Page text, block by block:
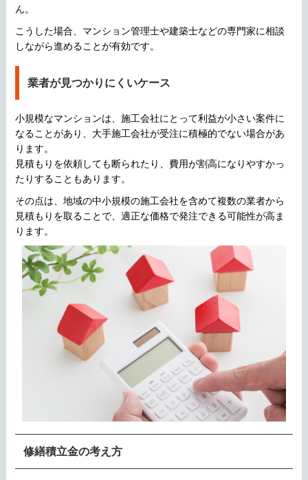
ん。
こうした場合、マンション管理士や建築士などの専門家に相談
しながら進めることが有効です。
業者が見つかりにくいケース
小規模なマンションは、施工会社にとって利益が小さい案件に
なることがあり、大手施工会社が受注に積極的でない場合があ
ります。
見積もりを依頼しても断られたり、費用が割高になりやすかっ
たりすることもあります。
その点は、地域の中小規模の施工会社を含めて複数の業者から
見積もりを取ることで、適正な価格で発注できる可能性が高ま
ります。
修繕積立金の考え方